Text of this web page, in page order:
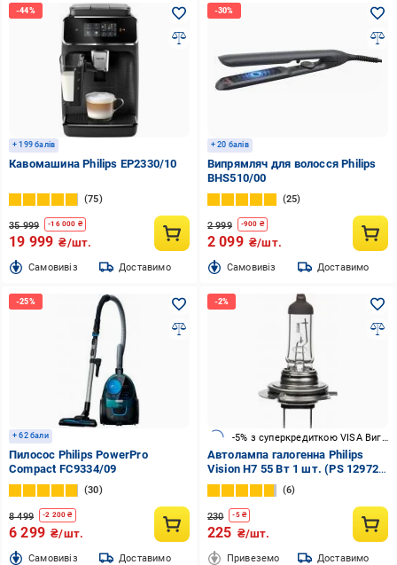
+ 199 балів
Кавомашина Philips EP2330/10
75
35 999 -16 000 ₴
19 999 ₴/шт.
Cамовивіз Доставимо
+ 20 балів
Випрямляч для волосся Philips
BHS510/00
25
2 999 -900 ₴
2 099 ₴/шт.
Cамовивіз Доставимо
+ 62 бали
Пилосос Philips PowerPro
Compact FC9334/09
30
8 499 -2 200 ₴
6 299 ₴/шт.
Cамовивіз Доставимо
Автолампа галогенна Philips
Vision H7 55 Вт 1 шт. (PS 12972
PR B1)
6
230 -5₴
225 ₴/шт.
Привеземо Доставимо